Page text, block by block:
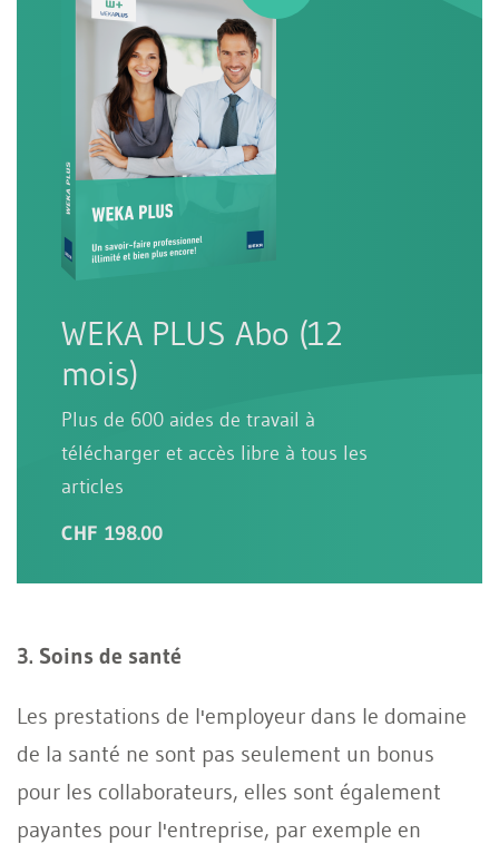
WEKA PLUS Abo (12
mois)
Plus de 600 aides de travail à
télécharger et accès libre à tous les
articles
CHF 198.00
3. Soins de santé
Les prestations de l'employeur dans le domaine
de la santé ne sont pas seulement un bonus
pour les collaborateurs, elles sont également
payantes pour l'entreprise, par exemple en